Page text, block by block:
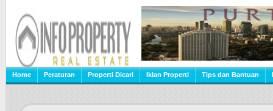
Home Peraturan Properti Dicari Iklan Properti Tips dan Bantuan